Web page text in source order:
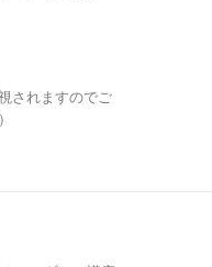
されますのでご